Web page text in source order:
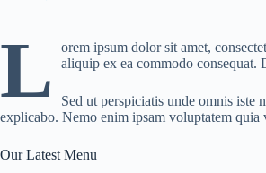
L
orem ipsum dolor sit amet,
aliquip ex ea commodo
Sed ut perspiciatis unde omnis iste
explicabo. Nemo enim ipsam voluptatem quia
Our Latest Menu